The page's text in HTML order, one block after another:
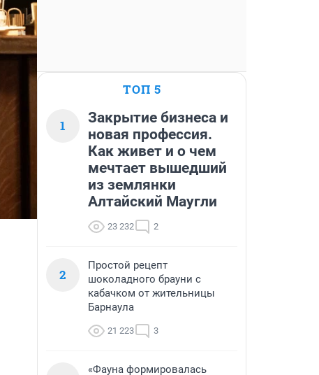
ТОП 5
1
Закрытие бизнеса и
новая профессия.
Как живет и о чем
мечтает вышедший
из землянки
Алтайский Маугли
23 232 2
2
Простой рецепт
шоколадного брауни с
кабачком от жительницы
Барнаула
21 223 3
«Фауна формировалась